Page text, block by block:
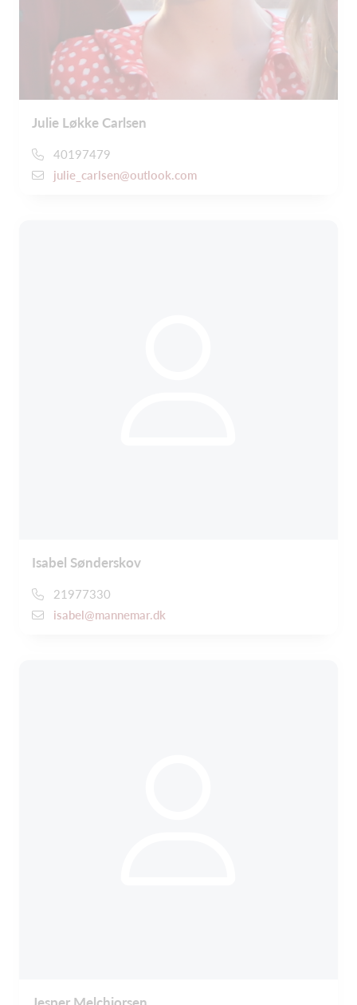
Julie Løkke Carlsen
40197479
julie_carlsen@outlook.com
Isabel Sønderskov
21977330
isabel@mannemar.dk